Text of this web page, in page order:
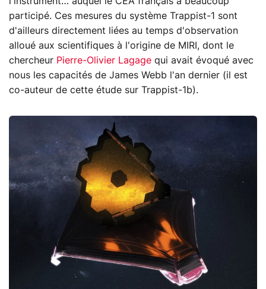
participé. Ces mesures du système Trappist-1 sont
d'ailleurs directement liées au temps d'observation
alloué aux scientifiques à l'origine de MIRI, dont le
chercheur Pierre-Olivier Lagage qui avait évoqué avec
nous les capacités de James Webb l'an dernier (il est
co-auteur de cette étude sur Trappist-1b).